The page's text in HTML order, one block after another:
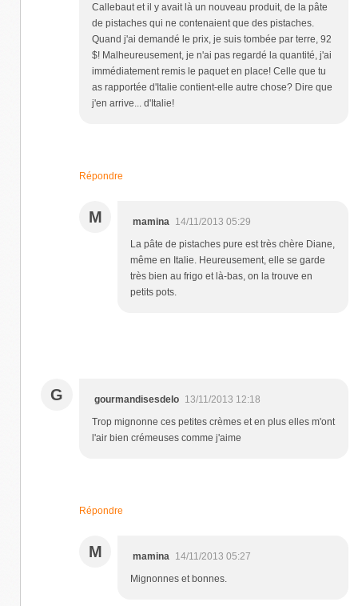
Callebaut et il y avait là un nouveau produit, de la pâte
de pistaches qui ne contenaient que des pistaches.
Quand j'ai demandé le prix, je suis tombée par terre, 92
$! Malheureusement, je n'ai pas regardé la quantité, j'ai
immédiatement remis le paquet en place! Celle que tu
as rapportée d'Italie contient-elle autre chose? Dire que
j'en arrive... d'Italie!
Répondre
M mamina
14/11/2013 05:29
La pâte de pistaches pure est très chère Diane,
même en Italie. Heureusement, elle se garde
très bien au frigo et là-bas, on la trouve en
petits pots.
G gourmandisesdelo 13/11/2013 12:18
Trop mignonne ces petites crèmes et en plus elles m'ont
l'air bien crémeuses comme j'aime
Répondre
M mamina
14/11/2013 05:27
Mignonnes et bonnes.